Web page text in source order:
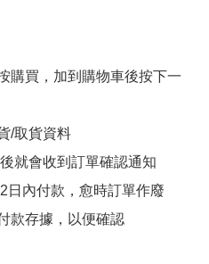
購買，加到購物車後按下一
/取貨資料
就會收到訂單確認通知
日內付款，愈時訂單作廢
款存據，以便確認